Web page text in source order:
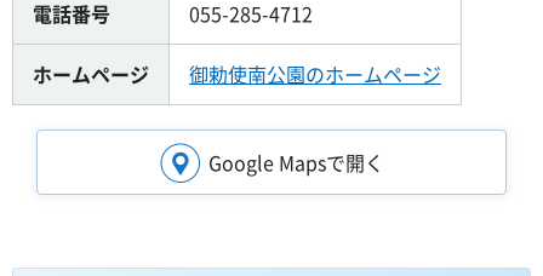
電話番号 055-285-4712
ホームページ 御勅使南公園のホームページ
Google Mapsで開く